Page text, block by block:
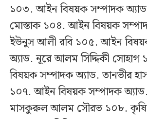
১০৩. আইন বিষয়ক সম্পাদক
মোস্তাক ১০৪. আইন বিষয়ক
ইউনুস আলী রবি ১০৫. আইন
অ্যাড. নূরে আলম সিদ্দিকী
বিষয়ক সম্পাদক অ্যাড. তানভীর
১০৭. আইন বিষয়ক সম্পাদক
মাসকুরুল আলম সৌরভ ১০৮. কৃষি